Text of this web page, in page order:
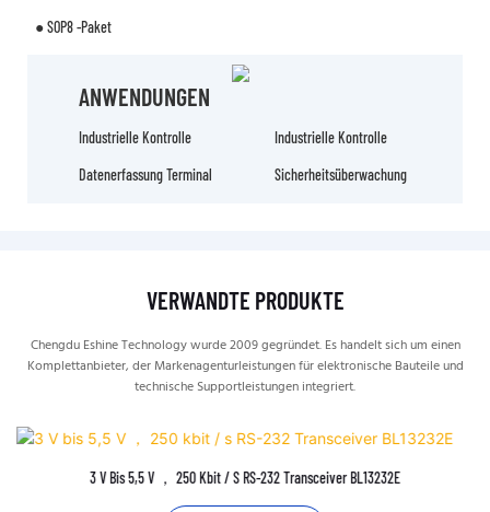
● SOP8 -Paket
ANWENDUNGEN
Industrielle Kontrolle Industrielle Kontrolle
Datenerfassung Terminal Sicherheitsüberwachung
VERWANDTE PRODUKTE
Chengdu Eshine Technology wurde 2009 gegründet. Es handelt sich um einen
Komplettanbieter, der Markenagenturleistungen für elektronische Bauteile und
technische Supportleistungen integriert.
3 V Bis 5,5 V ， 250 Kbit / S RS-232 Transceiver BL13232E